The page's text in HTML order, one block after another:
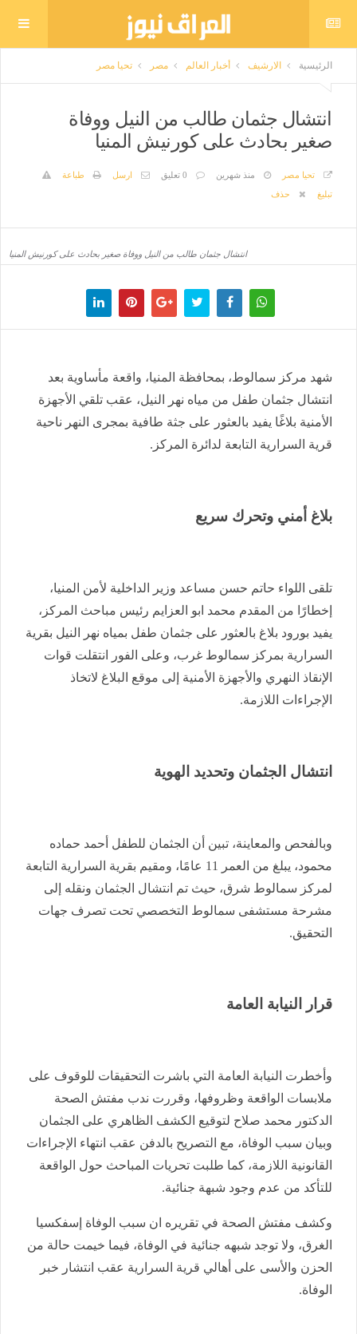
الرئيسية الارشيف أخبار العالم مصر تحيا مصر
انتشال جثمان طالب من النيل ووفاة
صغير بحادث على كورنيش المنيا
تحيا مصر منذ شهرين 0 تعليق ارسل
طباعة
تبليغ
حذف
انتشال جثمان طالب من النيل ووفاة صغير بحادث على كورنيش المنيا
شهد مركز سمالوط، بمحافظة المنيا، واقعة مأساوية بعد
انتشال جثمان طفل من مياه نهر النيل، عقب تلقي الأجهزة
الأمنية بلاغًا يفيد بالعثور على جثة طافية بمجرى النهر ناحية
قرية السرارية التابعة لدائرة المركز.
بلاغ أمني وتحرك سريع
تلقى اللواء حاتم حسن مساعد وزير الداخلية لأمن المنيا،
إخطارًا من المقدم محمد ابو العزايم رئيس مباحث المركز،
يفيد بورود بلاغ بالعثور على جثمان طفل بمياه نهر النيل بقرية
السرارية بمركز سمالوط غرب، وعلى الفور انتقلت قوات
الإنقاذ النهري والأجهزة الأمنية إلى موقع البلاغ لاتخاذ
الإجراءات اللازمة.
انتشال الجثمان وتحديد الهوية
وبالفحص والمعاينة، تبين أن الجثمان للطفل أحمد حماده
محمود، يبلغ من العمر 11 عامًا، ومقيم بقرية السرارية التابعة
لمركز سمالوط شرق، حيث تم انتشال الجثمان ونقله إلى
مشرحة مستشفى سمالوط التخصصي تحت تصرف جهات
التحقيق.
قرار النيابة العامة
وأخطرت النيابة العامة التي باشرت التحقيقات للوقوف على
ملابسات الواقعة وظروفها، وقررت ندب مفتش الصحة
الدكتور محمد صلاح لتوقيع الكشف الظاهري على الجثمان
وبيان سبب الوفاة، مع التصريح بالدفن عقب انتهاء الإجراءات
القانونية اللازمة، كما طلبت تحريات المباحث حول الواقعة
للتأكد من عدم وجود شبهة جنائية.
وكشف مفتش الصحة في تقريره ان سبب الوفاة إسفكسيا
الغرق، ولا توجد شبهه جنائية في الوفاة، فيما خيمت حالة من
الحزن والأسى على أهالي قرية السرارية عقب انتشار خبر
الوفاة.